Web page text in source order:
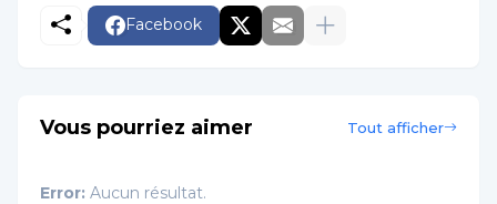
Facebook
Vous pourriez aimer Tout afficher
Error: Aucun résultat.